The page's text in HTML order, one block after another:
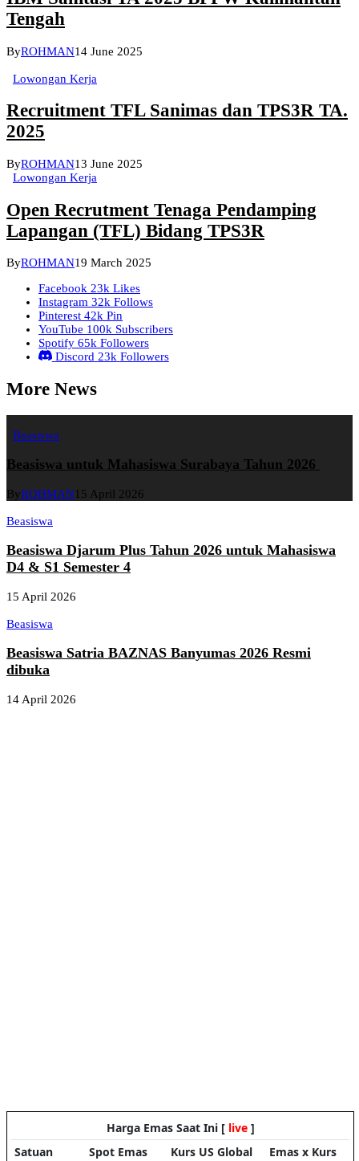
Tengah
ByROHMAN14 June 2025
Lowongan Kerja
Recruitment TFL Sanimas dan TPS3R TA.
2025
ByROHMAN13 June 2025
Lowongan Kerja
Open Recrutment Tenaga Pendamping
Lapangan (TFL) Bidang TPS3R
ByROHMAN19 March 2025
Facebook 23k Likes
Instagram 32k Follows
Pinterest 42k Pin
YouTube 100k Subscribers
Spotify 65k Followers
Discord 23k Followers
More News
Beasiswa
Beasiswa untuk Mahasiswa Surabaya Tahun 2026
ByROHMAN15 April 2026
Beasiswa
Beasiswa Djarum Plus Tahun 2026 untuk Mahasiswa
D4 & S1 Semester 4
15 April 2026
Beasiswa
Beasiswa Satria BAZNAS Banyumas 2026 Resmi
dibuka
14 April 2026